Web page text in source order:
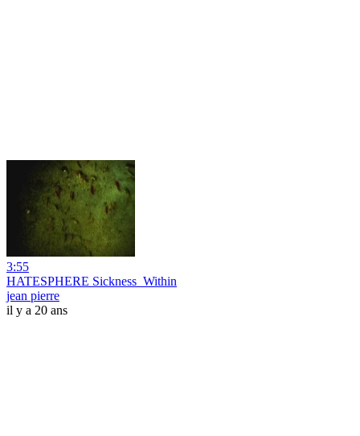
3:55
HATESPHERE Sickness_Within
jean pierre
il y a 20 ans